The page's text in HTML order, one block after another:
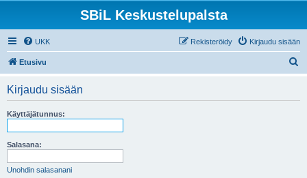
SBiL Keskustelupalsta
UKK Kirjaudu sisään
Rekisteröidy
Etusivu
Kirjaudu sisään
Käyttäjätunnus:
Salasana:
Unohdin salasanani